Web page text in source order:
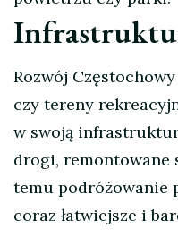
Rozwój
czy tereny
w swoją
drogi, remontowane
temu podróżowanie
coraz łatwiejsze i